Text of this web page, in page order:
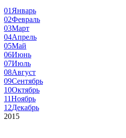
01 Январь
02Февраль
03Март
04Апрель
05Май
06Июнь
07Июль
08Август
09Сентябрь
10Октябрь
11Ноябрь
12Декабрь
2015